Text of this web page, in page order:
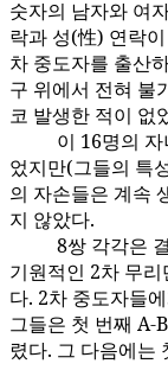
숫자의 남자와 여
락과 성(性) 연락
차 중도자를 출산
구 위에서 전혀 불
코 발생한 적이 없
이 16명의
었지만(그들의 특
의 자손들은 계속
지 않았다.
8쌍 각각은
기원적인 2차 무
다. 2차 중도자들
그들은 첫 번째 A-
렸다. 그 다음에는